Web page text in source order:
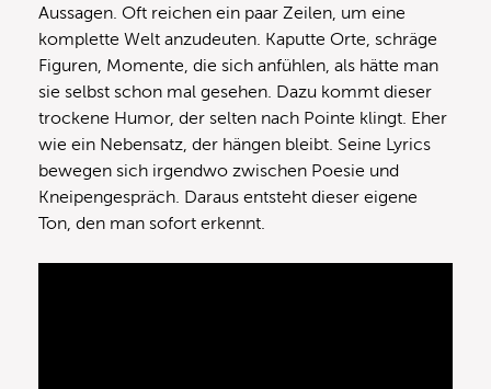
Aussagen. Oft reichen ein paar Zeilen, um eine
komplette Welt anzudeuten. Kaputte Orte, schräge
Figuren, Momente, die sich anfühlen, als hätte man
sie selbst schon mal gesehen. Dazu kommt dieser
trockene Humor, der selten nach Pointe klingt. Eher
wie ein Nebensatz, der hängen bleibt. Seine Lyrics
bewegen sich irgendwo zwischen Poesie und
Kneipengespräch. Daraus entsteht dieser eigene
Ton, den man sofort erkennt.